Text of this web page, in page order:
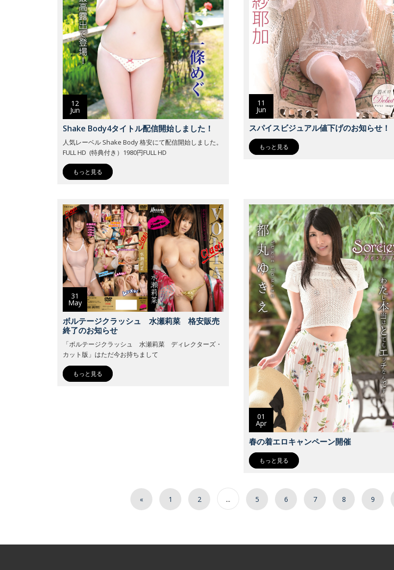
12
Jun
Shake Body4タイトル配信開始しました！
人気レーベル Shake Body 格安にて配信開始しました。
FULL HD (特典付き）1980円FULL HD
もっと見る
11
Jun
スパイスビジュアル値下げのお知らせ！
もっと見る
31
May
ボルテージクラッシュ 水瀬莉菜 格安販売
終了のお知らせ
「ボルテージクラッシュ 水瀬莉菜 ディレクターズ・
カット版」はただ今お持ちまして
もっと見る
01
Apr
春の着エロキャンペーン開催
もっと見る
« 1 2 ... 5 6 7 8 9